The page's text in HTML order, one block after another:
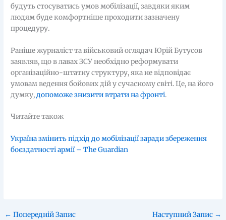
будуть стосуватись умов мобілізації, завдяки яким
людям буде комфортніше проходити зазначену
процедуру.
Раніше журналіст та військовий оглядач Юрій Бутусов
заявляв, що в лавах ЗСУ необхідно реформувати
організаційно-штатну структуру, яка не відповідає
умовам ведення бойових дій у сучасному світі. Це, на його
думку,допоможе знизити втрати на фронті.
Читайте також
Україна змінить підхід до мобілізації заради збереження
боєздатності армії – The Guardian
← Попередній Запис Наступний Запис →